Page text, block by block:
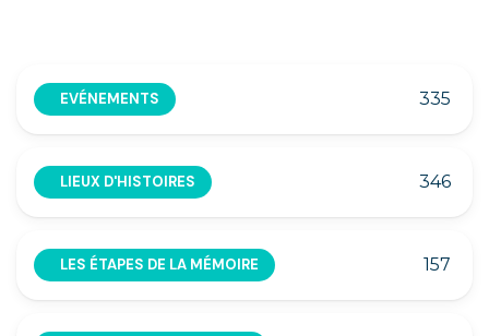
EVÉNEMENTS 335
LIEUX D'HISTOIRES 346
LES ÉTAPES DE LA MÉMOIRE 157